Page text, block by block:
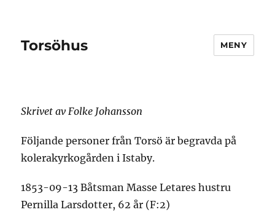
Torsöhus MENY
Skrivet av Folke Johansson
Följande personer från Torsö är begravda på
kolerakyrkogården i Istaby.
1853-09-13 Båtsman Masse Letares hustru
Pernilla Larsdotter, 62 år (F:2)